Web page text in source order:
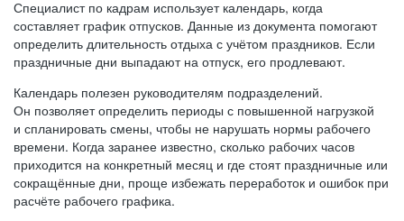
Специалист по кадрам использует календарь, когда
составляет график отпусков. Данные из документа помогают
определить длительность отдыха с учётом праздников. Если
праздничные дни выпадают на отпуск, его продлевают.
Календарь полезен руководителям подразделений.
Он позволяет определить периоды с повышенной нагрузкой
и спланировать смены, чтобы не нарушать нормы рабочего
времени. Когда заранее известно, сколько рабочих часов
приходится на конкретный месяц и где стоят праздничные или
сокращённые дни, проще избежать переработок и ошибок при
расчёте рабочего графика.